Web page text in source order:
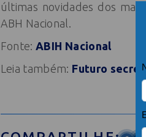
últimas novidades dos
ABH Nacional.
Fonte:ABIH Nacional
Leia também: Futuro